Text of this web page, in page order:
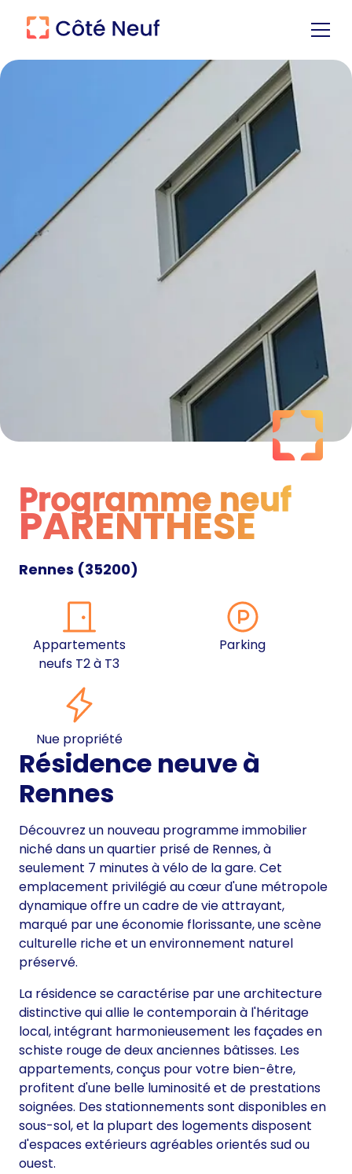
Programme neuf
Programme neuf
PARENTHESE
Rennes (35200)
Appartements
neufs T2 à T3
Parking
Nue propriété
Résidence neuve à
Rennes
Découvrez un nouveau programme immobilier
niché dans un quartier prisé de Rennes, à
seulement 7 minutes à vélo de la gare. Cet
emplacement privilégié au cœur d'une métropole
dynamique offre un cadre de vie attrayant,
marqué par une économie florissante, une scène
culturelle riche et un environnement naturel
préservé.
La résidence se caractérise par une architecture
distinctive qui allie le contemporain à l'héritage
local, intégrant harmonieusement les façades en
schiste rouge de deux anciennes bâtisses. Les
appartements, conçus pour votre bien-être,
profitent d'une belle luminosité et de prestations
soignées. Des stationnements sont disponibles en
sous-sol, et la plupart des logements disposent
d'espaces extérieurs agréables orientés sud ou
ouest.